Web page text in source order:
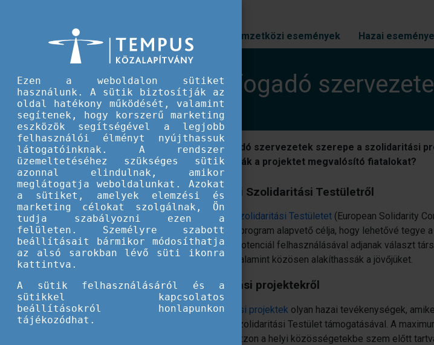
Prioritások Nemzetközi események Hazai
EU IFJÚSÁG A befogadó szervezetekről
A befogadó
Mi a befogadó szervezetek szerepe a szolidaritási
támogathatják a projektet megvalósító fiatalokat?
Az Európai Szolidaritási Testületről
Az Európai Szolidaritási Testületet (European Solidarity
Bizottság. A program alapvető célja, hogy lehetővé tegye
rejlő erő és potenciál felhasználásával adjanak választ
kihívásaira, valamint közösen alakíthassák a jövőjüket.
Szolidaritási projektekről
Aszolidaritási projektek olyan hazai tevékenységek,
az Európai Szolidaritási Testület támogatásával. A
változást hozzon a helyi közösségetekbe szem előtt
Ezen a weboldalon sütiket
használunk. A sütik biztosítják az
oldal hatékony működését, valamint
segítenek, hogy korszerű marketing
eszközök segítségével a legjobb
felhasználói élményt nyújthassuk
látogatóinknak. A rendszer
üzemeltetéséhez szükséges sütik
azonnal elindulnak, amikor
meglátogatja weboldalunkat. Azokat
a sütiket, amelyek elemzési és
marketing célokat szolgálnak, Ön
tudja szabályozni ezen a
felületen. Személyre szabott
beállításait bármikor módosíthatja
az alsó sarokban lévő süti ikonra
kattintva.
A sütik felhasználásáról és a
sütikkel kapcsolatos
beállításokról honlapunkon
tájékozódhat.